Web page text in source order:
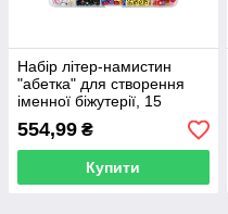
Набір літер-намистин
"абетка" для створення
іменної біжутерії, 15
осередків
554,99 ₴
Купити